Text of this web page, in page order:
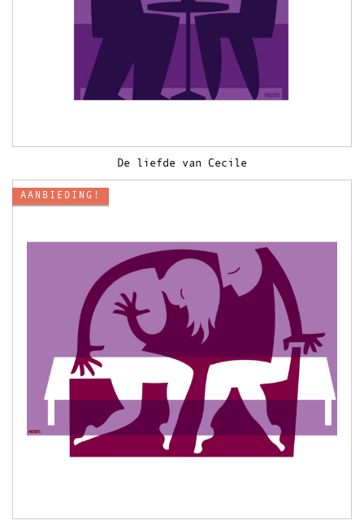
De liefde van Cecile
AANBIEDING!